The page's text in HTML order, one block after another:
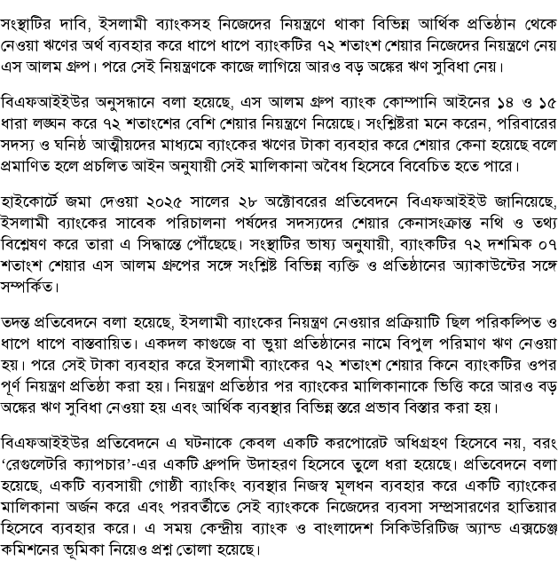
সংস্থাটির দাবি, ইসলামী ব্যাংকসহ নিজেদের নিয়ন্ত্রণে থাকা বিভিন্ন আর্থিক প্রতিষ্ঠান থেকে
নেওয়া ঋণের অর্থ ব্যবহার করে ধাপে ধাপে ব্যাংকটির ৭২ শতাংশ শেয়ার নিজেদের নিয়ন্ত্রণে নেয়
এস আলম গ্রুপ। পরে সেই নিয়ন্ত্রণকে কাজে লাগিয়ে আরও বড় অঙ্কের ঋণ সুবিধা নেয়।
বিএফআইইউর অনুসন্ধানে বলা হয়েছে, এস আলম গ্রুপ ব্যাংক কোম্পানি আইনের ১৪ ও ১৫
ধারা লঙ্ঘন করে ৭২ শতাংশের বেশি শেয়ার নিয়ন্ত্রণে নিয়েছে। সংশ্লিষ্টরা মনে করেন, পরিবারের
সদস্য ও ঘনিষ্ঠ আত্মীয়দের মাধ্যমে ব্যাংকের ঋণের টাকা ব্যবহার করে শেয়ার কেনা হয়েছে বলে
প্রমাণিত হলে প্রচলিত আইন অনুযায়ী সেই মালিকানা অবৈধ হিসেবে বিবেচিত হতে পারে।
হাইকোর্টে জমা দেওয়া ২০২৫ সালের ২৮ অক্টোবরের প্রতিবেদনে বিএফআইইউ জানিয়েছে,
ইসলামী ব্যাংকের সাবেক পরিচালনা পর্ষদের সদস্যদের শেয়ার কেনাসংক্রান্ত নথি ও তথ্য
বিশ্লেষণ করে তারা এ সিদ্ধান্তে পৌঁছেছে। সংস্থাটির ভাষ্য অনুযায়ী, ব্যাংকটির ৭২ দশমিক ০৭
শতাংশ শেয়ার এস আলম গ্রুপের সঙ্গে সংশ্লিষ্ট বিভিন্ন ব্যক্তি ও প্রতিষ্ঠানের অ্যাকাউন্টের সঙ্গে
সম্পর্কিত।
তদন্ত প্রতিবেদনে বলা হয়েছে, ইসলামী ব্যাংকের নিয়ন্ত্রণ নেওয়ার প্রক্রিয়াটি ছিল পরিকল্পিত ও
ধাপে ধাপে বাস্তবায়িত। একদল কাগুজে বা ভুয়া প্রতিষ্ঠানের নামে বিপুল পরিমাণ ঋণ নেওয়া
হয়। পরে সেই টাকা ব্যবহার করে ইসলামী ব্যাংকের ৭২ শতাংশ শেয়ার কিনে ব্যাংকটির ওপর
পূর্ণ নিয়ন্ত্রণ প্রতিষ্ঠা করা হয়। নিয়ন্ত্রণ প্রতিষ্ঠার পর ব্যাংকের মালিকানাকে ভিত্তি করে আরও বড়
অঙ্কের ঋণ সুবিধা নেওয়া হয় এবং আর্থিক ব্যবস্থার বিভিন্ন স্তরে প্রভাব বিস্তার করা হয়।
বিএফআইইউর প্রতিবেদনে এ ঘটনাকে কেবল একটি করপোরেট অধিগ্রহণ হিসেবে নয়, বরং
‘রেগুলেটরি ক্যাপচার’-এর একটি ধ্রুপদি উদাহরণ হিসেবে তুলে ধরা হয়েছে। প্রতিবেদনে বলা
হয়েছে, একটি ব্যবসায়ী গোষ্ঠী ব্যাংকিং ব্যবস্থার নিজস্ব মূলধন ব্যবহার করে একটি ব্যাংকের
মালিকানা অর্জন করে এবং পরবর্তীতে সেই ব্যাংককে নিজেদের ব্যবসা সম্প্রসারণের হাতিয়ার
হিসেবে ব্যবহার করে। এ সময় কেন্দ্রীয় ব্যাংক ও বাংলাদেশ সিকিউরিটিজ অ্যান্ড এক্সচেঞ্জ
কমিশনের ভূমিকা নিয়েও প্রশ্ন তোলা হয়েছে।